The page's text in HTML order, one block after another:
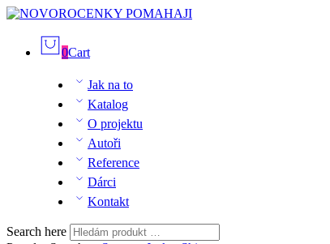
0Cart
Jak na to
Katalog
O projektu
Autoři
Reference
Dárci
Kontakt
Search here